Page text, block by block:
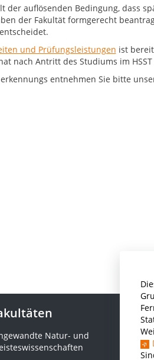
der auflösenden Bedingung, dass
der Fakultät formgerecht
und Prüfungsleistungen ist
nach Antritt des Studiums im
entnehmen Sie bitte
Natur- und